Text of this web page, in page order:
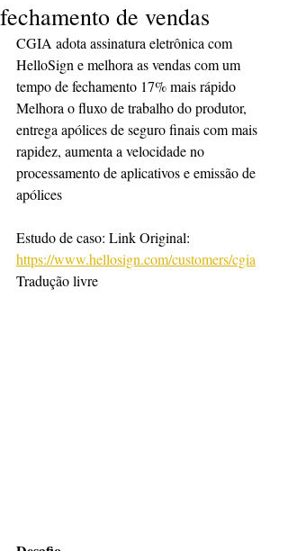
fechamento de vendas
CGIA adota assinatura eletrônica com
HelloSign e melhora as vendas com um
tempo de fechamento 17% mais rápido
Melhora o fluxo de trabalho do produtor,
entrega apólices de seguro finais com mais
rapidez, aumenta a velocidade no
processamento de aplicativos e emissão de
apólices
Estudo de caso: Link Original:
https://www.hellosign.com/customers/cgia
Tradução livre